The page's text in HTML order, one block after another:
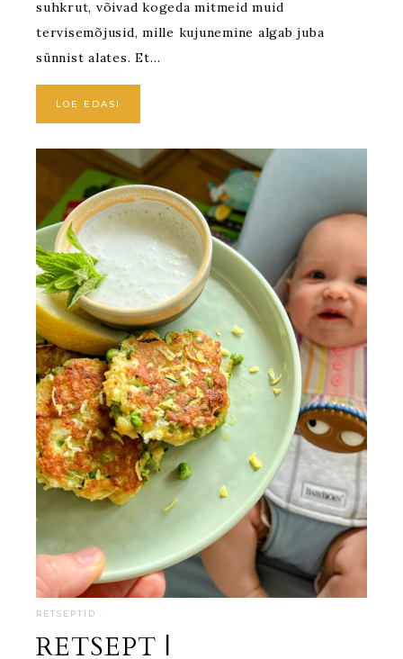
suhkrut, võivad kogeda mitmeid muid
tervisemõjusid, mille kujunemine algab juba
sünnist alates. Et…
LOE EDASI
RETSEPTID ·
RETSEPT |